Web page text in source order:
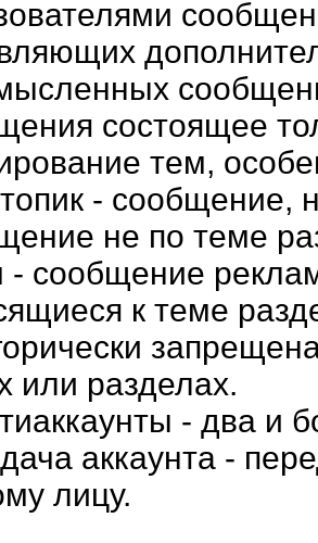
состоящее
тем,
- сообщение,
не по теме
сообщение
к теме
или разделах.
- два и
аккаунта -
лицу.